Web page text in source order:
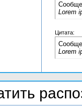
Lorem
Цитата:
Lorem